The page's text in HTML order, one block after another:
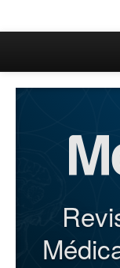
Inicio
Iniciar sesión
Registrarse